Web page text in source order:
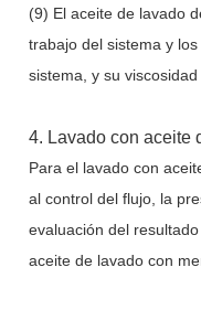
(9) El aceite de lavado
trabajo del sistema y
sistema, y su viscosidad
4. Lavado con aceite
Para el lavado con
al control del flujo, la
evaluación del
aceite de lavado con